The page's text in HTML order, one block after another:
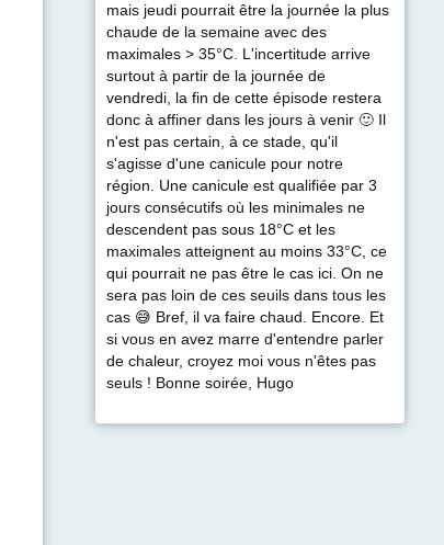
mais jeudi pourrait être la journée la plus
chaude de la semaine avec des
maximales > 35°C. L'incertitude arrive
surtout à partir de la journée de
vendredi, la fin de cette épisode restera
donc à affiner dans les jours à venir 🙂 Il
n'est pas certain, à ce stade, qu'il
s'agisse d'une canicule pour notre
région. Une canicule est qualifiée par 3
jours consécutifs où les minimales ne
descendent pas sous 18°C et les
maximales atteignent au moins 33°C, ce
qui pourrait ne pas être le cas ici. On ne
sera pas loin de ces seuils dans tous les
cas 😅 Bref, il va faire chaud. Encore. Et
si vous en avez marre d'entendre parler
de chaleur, croyez moi vous n'êtes pas
seuls ! Bonne soirée, Hugo